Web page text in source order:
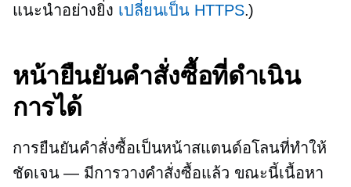
แนะนำอย่างยิ่ง เปลี่ยนเป็น HTTPS.)
หน้ายืนยันคำสั่งซื้อที่ดำเนิน
การได้
การยืนยันคำสั่งซื้อเป็นหน้าสแตนด์อโลนที่ทำให้
ชัดเจน — มีการวางคำสั่งซื้อแล้ว ขณะนี้เนื้อหา